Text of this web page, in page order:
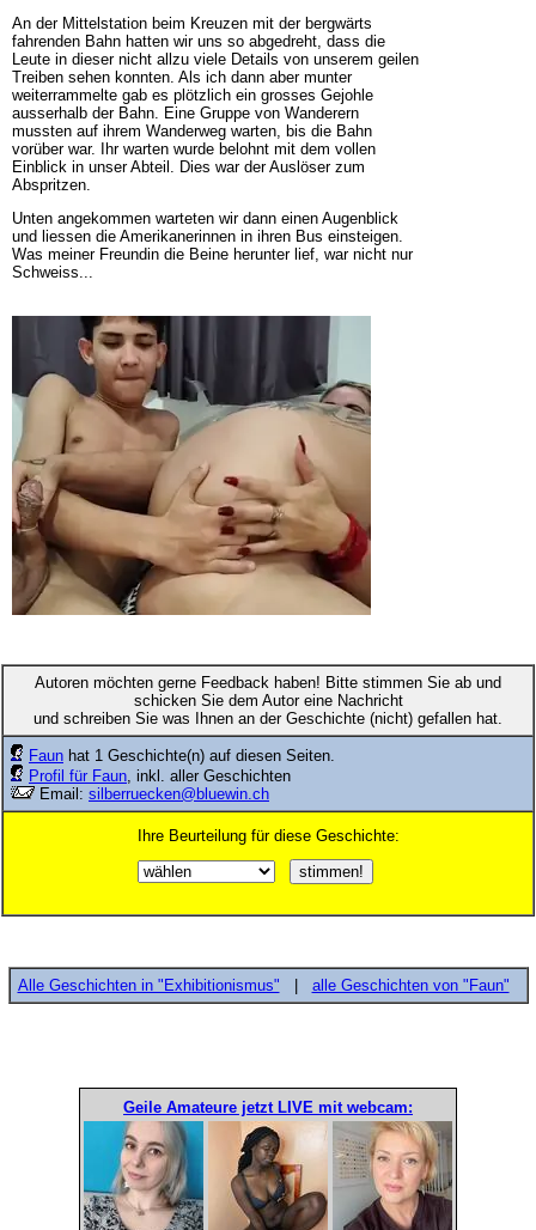
An der Mittelstation beim Kreuzen mit der bergwärts
fahrenden Bahn hatten wir uns so abgedreht, dass die
Leute in dieser nicht allzu viele Details von unserem geilen
Treiben sehen konnten. Als ich dann aber munter
weiterrammelte gab es plötzlich ein grosses Gejohle
ausserhalb der Bahn. Eine Gruppe von Wanderern
mussten auf ihrem Wanderweg warten, bis die Bahn
vorüber war. Ihr warten wurde belohnt mit dem vollen
Einblick in unser Abteil. Dies war der Auslöser zum
Abspritzen.
Unten angekommen warteten wir dann einen Augenblick
und liessen die Amerikanerinnen in ihren Bus einsteigen.
Was meiner Freundin die Beine herunter lief, war nicht nur
Schweiss...
Autoren möchten gerne Feedback haben! Bitte stimmen Sie ab und
schicken Sie dem Autor eine Nachricht
und schreiben Sie was Ihnen an der Geschichte (nicht) gefallen hat.
Faun hat 1 Geschichte(n) auf diesen Seiten.
Profil für Faun, inkl. aller Geschichten
Email: silberruecken@bluewin.ch
Ihre Beurteilung für diese Geschichte:
Alle Geschichten in "Exhibitionismus" alle Geschichten von "Faun"
Geile Amateure jetzt LIVE mit webcam: